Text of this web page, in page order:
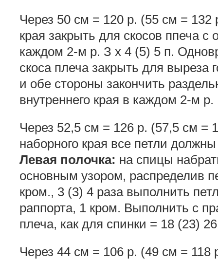
Через 50 см = 120 р. (55 см = 132
края закрыть для скосов ппеча с
каждом 2-м р. З х 4 (5) 5 п.
скоса плеча закрыть для выреза
и обе стороны закончить
внутреннего края в каждом 2-м
Через 52,5 см = 126 р. (57,5 см =
наборного края все петли
Левая полочка: на спицы
основным узором, распределив
кром., 3 (3) 4 раза выполнить
раппорта, 1 кром. Выполнить с
плеча, как для спинки = 18 (23)
Через 44 см = 106 р. (49 см = 118